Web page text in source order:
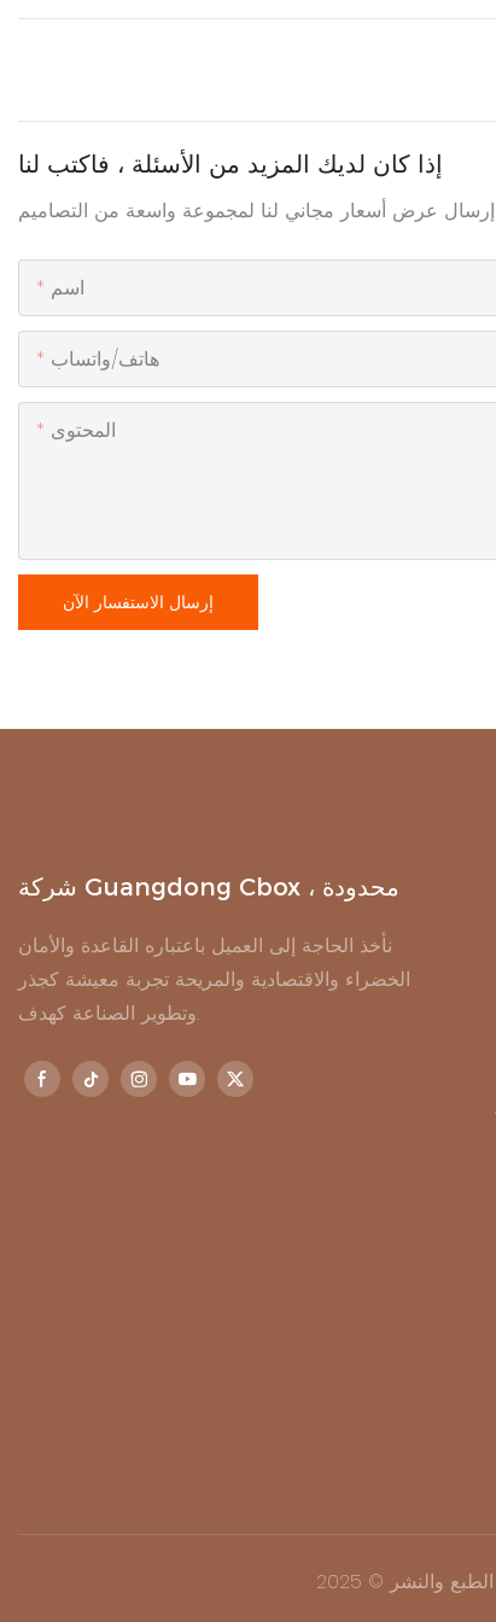
إذا كان لديك المزيد من الأسئلة ، فاكتب لنا
اسم
هاتف/واتساب
المحتوى
إرسال الاستفسار الآن
شركة Guangdong Cbox ، محدودة
نأخذ الحاجة إلى العميل باعتباره القاعدة والأمان
الخضراء والاقتصادية والمريحة تجربة معيشة كجذر
وتطوير الصناعة كهدف.